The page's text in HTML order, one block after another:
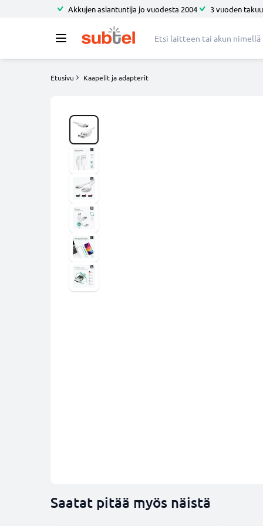
Akkujen asiantuntija jo vuodesta 2004 3 vuoden takuu
Etusivu Kaapelit ja adapterit
Saatat pitää myös näistä